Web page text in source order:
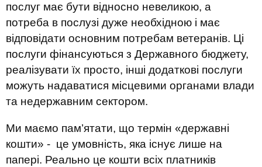
послуг має бути відносно невеликою, а
потреба в послузі дуже необхідною і має
відповідати основним потребам ветеранів. Ці
послуги фінансуються з Державного бюджету,
реалізувати їх просто, інші додаткові послуги
можуть надаватися місцевими органами влади
та недержавним сектором.
Ми маємо пам’ятати, що термін «державні
кошти» - це умовність, яка існує лише на
папері. Реально це кошти всіх платників